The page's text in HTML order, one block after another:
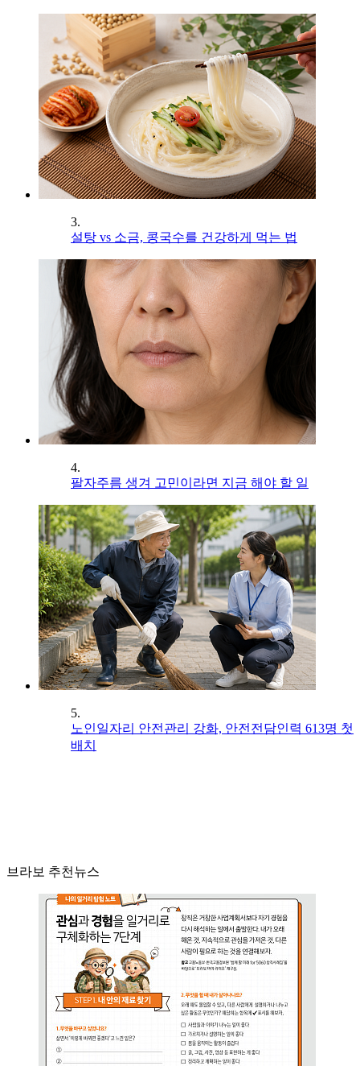
3.
설탕 vs 소금, 콩국수를 건강하게 먹는 법
4.
팔자주름 생겨 고민이라면 지금 해야 할 일
5.
노인일자리 안전관리 강화, 안전전담인력 613명 첫
배치
브라보 추천뉴스